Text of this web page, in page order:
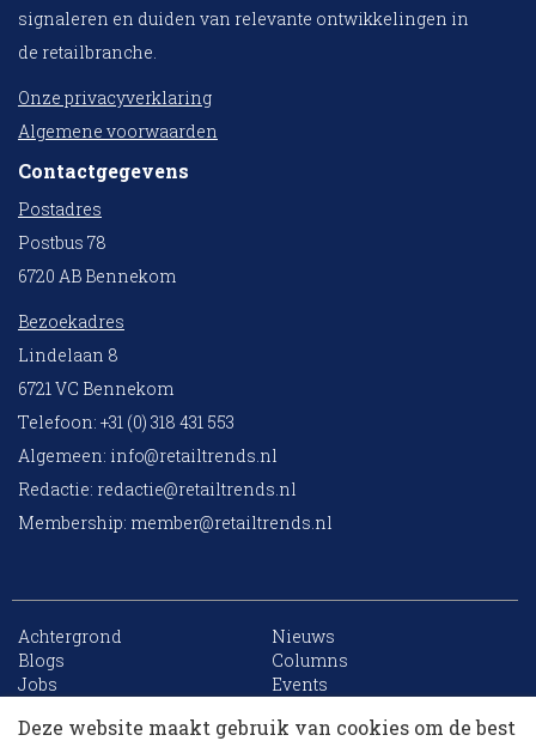
signaleren en duiden van relevante ontwikkelingen in
de retailbranche.
Onze privacyverklaring
Algemene voorwaarden
Contactgegevens
Postadres
Postbus 78
6720 AB Bennekom
Bezoekadres
Lindelaan 8
6721 VC Bennekom
Telefoon: +31 (0) 318 431 553
Algemeen: info@retailtrends.nl
Redactie: redactie@retailtrends.nl
Membership: member@retailtrends.nl
Achtergrond
Nieuws
Blogs
Columns
Jobs
Events
Archief
Sitemap
Deze website maakt gebruik van cookies om de best
10 collega’s